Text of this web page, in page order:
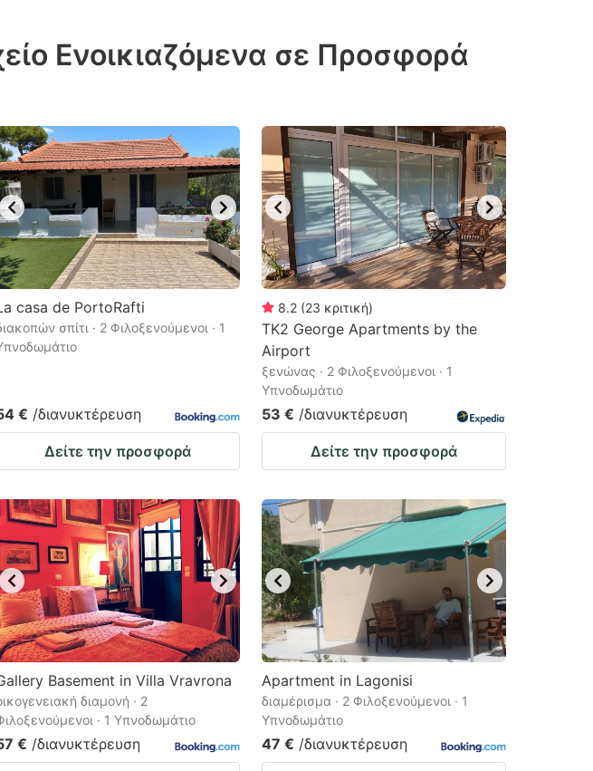
Ενοικιαζόμενα σε Προσφορά
casa de PortoRafti
σπίτι · 2 Φιλοξενούμενοι · 1
€ /διανυκτέρευση
Δείτε την προσφορά
8.2 (23 κριτική)
TK2 George Apartments by the
Airport
ξενώνας · 2 Φιλοξενούμενοι · 1
Υπνοδωμάτιο
53 € /διανυκτέρευση
Δείτε την προσφορά
Basement in Villa Vravrona
διαμονή · 2
· 1 Υπνοδωμάτιο
€ /διανυκτέρευση
Apartment in Lagonisi
διαμέρισμα · 2 Φιλοξενούμενοι · 1
Υπνοδωμάτιο
47 € /διανυκτέρευση